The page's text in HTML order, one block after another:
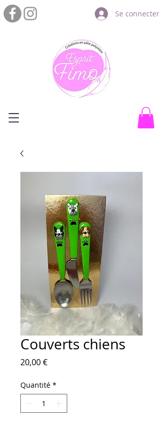
Se connecter
Couverts chiens
20,00 €Prix
Quantité *